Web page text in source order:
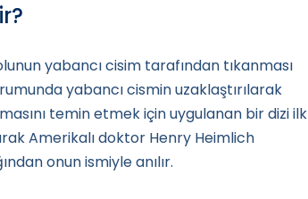
yabancı cisim tarafından tıkanması
yabancı cismin uzaklaştırılarak
temin etmek için uygulanan bir dizi ilk
Amerikalı doktor Henry Heimlich
onun ismiyle anılır.